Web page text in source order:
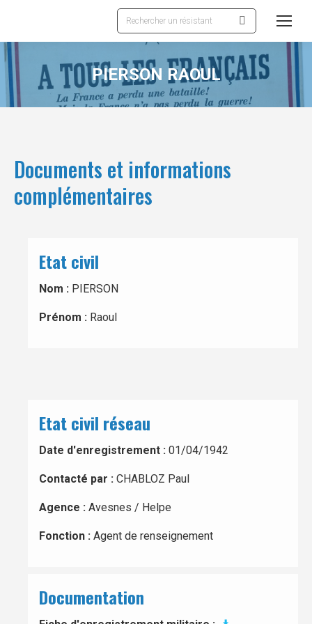
Recherche
:
PIERSON RAOUL
Documents et informations
complémentaires
Etat civil
Nom : PIERSON
Prénom : Raoul
Etat civil réseau
Date d'enregistrement : 01/04/1942
Contacté par : CHABLOZ Paul
Agence : Avesnes / Helpe
Fonction : Agent de renseignement
Documentation